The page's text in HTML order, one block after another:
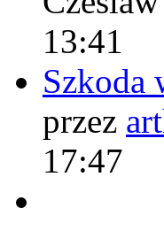
13:41
Szkoda
przez
17:47